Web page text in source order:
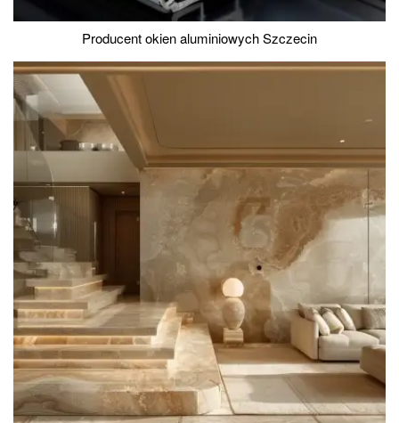
Producent okien aluminiowych Szczecin